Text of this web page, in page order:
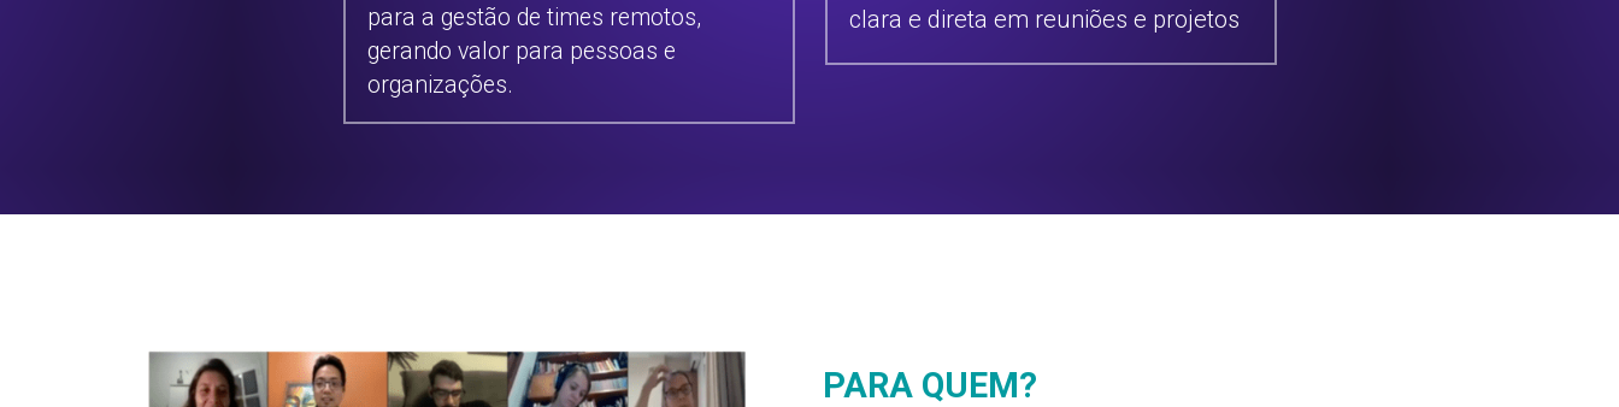
para a gestão de times remotos,
gerando valor para pessoas e
organizações.
clara e direta em reuniões e projetos
PARA QUEM?